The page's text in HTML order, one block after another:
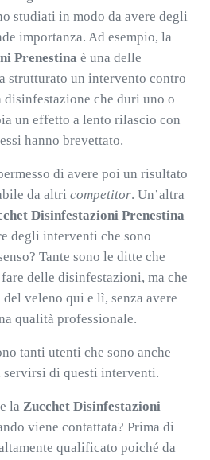
studiati in modo da avere degli
importanza. Ad esempio, la
Prenestina è una delle
strutturato un intervento contro
disinfestazione che duri uno o
un effetto a lento rilascio con
hanno brevettato.
di avere poi un risultato
da altri competitor. Un’altra
Disinfestazioni Prenestina
degli interventi che sono
Tante sono le ditte che
delle disinfestazioni, ma che
veleno qui e lì, senza avere
qualità professionale.
tanti utenti che sono anche
di questi interventi.
la Zucchet Disinfestazioni
viene contattata? Prima di
qualificato poiché da